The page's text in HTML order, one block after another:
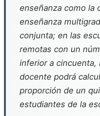
enseñanza como la
enseñanza
conjunta; en las
remotas con un
inferior a cincuenta,
docente podrá
proporción de un
estudiantes de la